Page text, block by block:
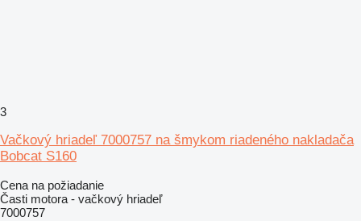
3
Vačkový hriadeľ 7000757 na šmykom riadeného nakladača
Bobcat S160
Cena na požiadanie
Časti motora - vačkový hriadeľ
7000757